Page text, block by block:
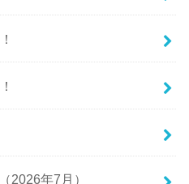
2026年7月）